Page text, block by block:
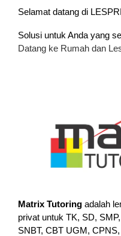
Selamat datang di
Solusi untuk Anda yang
Datang ke Rumah dan
Matrix Tutoring adalah
privat untuk TK, SD,
SNBT, CBT UGM,